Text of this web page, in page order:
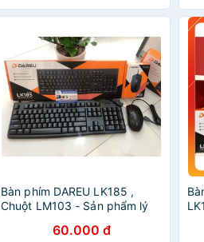
Bàn phím DAREU LK185 ,
Chuột LM103 - Sản phẩm lý
hành Chính hãng 24 tháng
60.000 đ